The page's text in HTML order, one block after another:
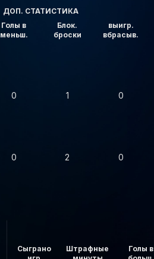
ДОП. СТАТИСТИКА
Голы в
меньш.
Блок.
броски
выигр.
вбрасыв.
0 1 0
0 2 0
Сыграно
Штрафные
Голы в